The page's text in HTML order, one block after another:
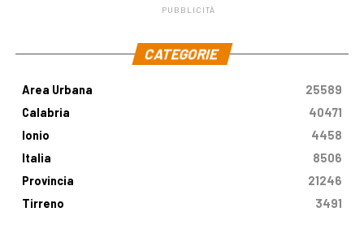
PUBBLICITÀ
CATEGORIE
Area Urbana
25589
Calabria
40471
Ionio
4458
Italia
8506
Provincia
21246
Tirreno
3491